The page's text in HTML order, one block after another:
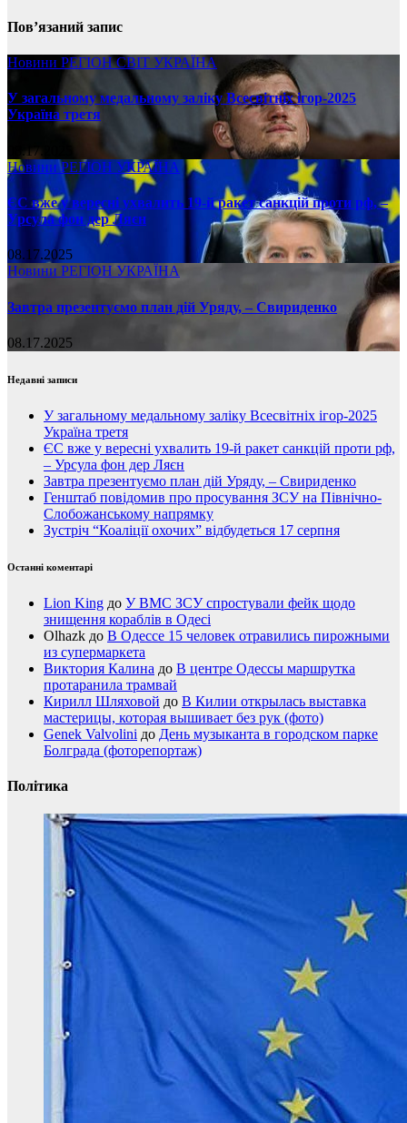
Пов’язаний запис
Новини РЕГІОНСВІТ УКРАЇНА
У загальному медальному заліку Всесвітніх ігор-2025
Україна третя
08.17.2025
НовиниРЕГІОН УКРАЇНА
ЄС вже у вересні ухвалить 19-й ракет санкцій проти рф, –
Урсула фон дер Ляєн
08.17.2025
Новини РЕГІОН УКРАЇНА
Завтра презентуємо план дій Уряду, – Свириденко
08.17.2025
Недавні записи
У загальному медальному заліку Всесвітніх ігор-2025
Україна третя
ЄС вже у вересні ухвалить 19-й ракет санкцій проти рф,
– Урсула фон дер Ляєн
Завтра презентуємо план дій Уряду, – Свириденко
Генштаб повідомив про просування ЗСУ на Північно-
Слобожанському напрямку
Зустріч “Коаліції охочих” відбудеться 17 серпня
Останні коментарі
Lion King до У ВМС ЗСУ спростували фейк щодо
знищення кораблів в Одесі
Olhazk до В Одессе 15 человек отравились пирожными
из супермаркета
Виктория Калина до В центре Одессы маршрутка
протаранила трамвай
Кирилл Шляховой до В Килии открылась выставка
мастерицы, которая вышивает без рук (фото)
Genek Valvolini до День музыканта в городском парке
Болграда (фоторепортаж)
Політика